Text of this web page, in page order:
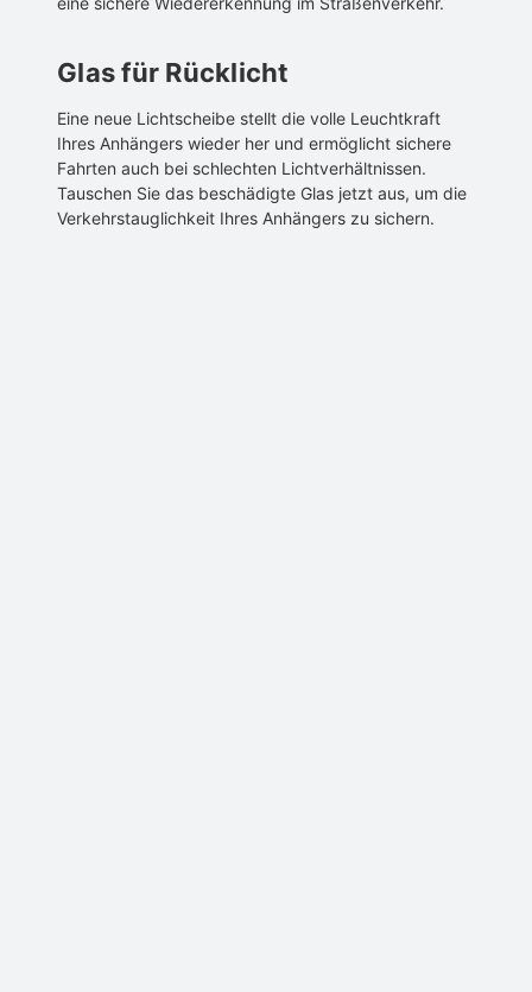
Glas für Rücklicht
Eine neue Lichtscheibe stellt die volle Leuchtkraft
Ihres Anhängers wieder her und ermöglicht sichere
Fahrten auch bei schlechten Lichtverhältnissen.
Tauschen Sie das beschädigte Glas jetzt aus, um die
Verkehrstauglichkeit Ihres Anhängers zu sichern.